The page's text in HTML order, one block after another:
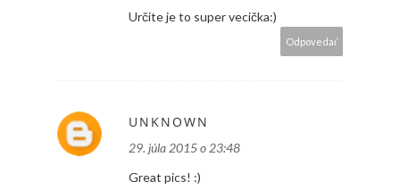
Určite je to super vecička:)
Odpovedať
UNKNOWN
29. júla 2015 o 23:48
Great pics! :)